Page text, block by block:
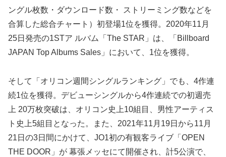
ングル枚数・ダウンロード数・ ストリーミング数などを
合算した総合チャート）初登場1位を獲得。2020年11月
25日発売の1STア ルバム「The STAR」は、「Billboard
JAPAN Top Albums Sales」において、1位を獲得。
そして「オリコン週間シングルランキング」でも、4作連
続1位を獲得。デビューシングルから4作連続での初週売
上 20万枚突破は、オリコン史上10組目、男性アーティス
ト史上5組目となった。また、2021年11月19日から11月
21日の3日間にかけて、JO1初の有観客ライブ「OPEN
THE DOOR」が 幕張メッセにて開催され、計5公演で、